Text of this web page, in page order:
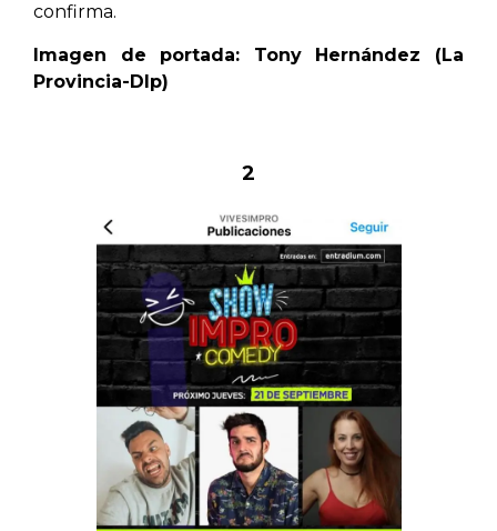
confirma.
Imagen de portada: Tony Hernández (La
Provincia-Dlp)
2